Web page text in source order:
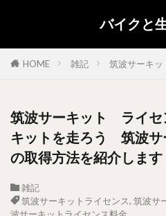
バイクと
HOME 雑記 筑波サーキ
筑波サーキット ライセ
キットを走ろう 筑波サ
の取得方法を紹介します
雑記
筑波サーキットライセンス, 筑波サ